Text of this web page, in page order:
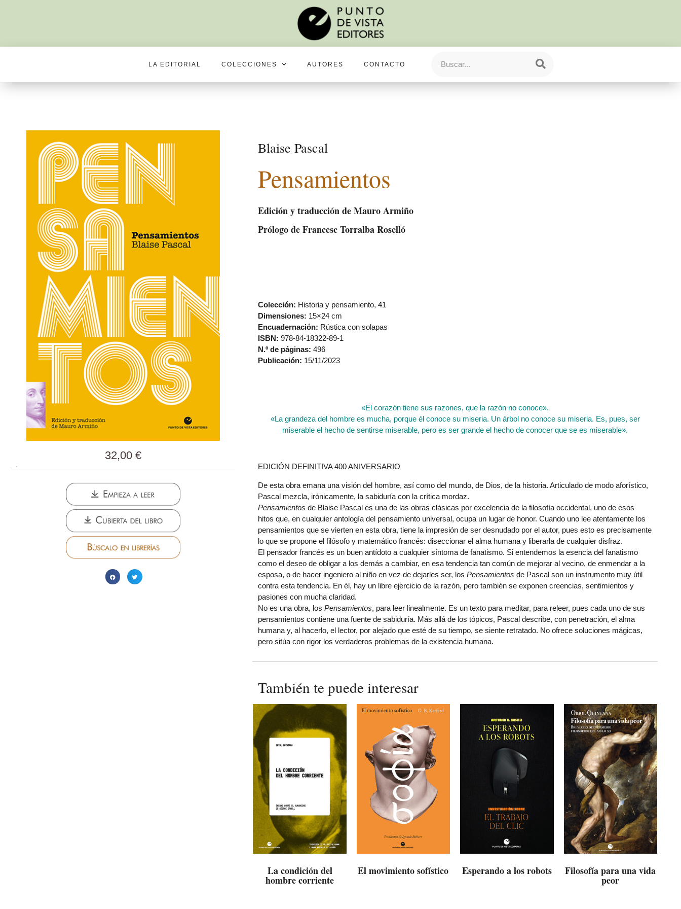
LA EDITORIAL COLECCIONES AUTORES CONTACTO
32,00€
Blaise Pascal
Pensamientos
Edición y traducción de Mauro Armiño
Prólogo de Francesc Torralba Roselló
Colección: Historia y pensamiento, 41
Dimensiones: 15×24 cm
Encuadernación: Rústica con solapas
ISBN:978-84-18322-89-1
N.º de páginas:496
Publicación: 15/11/2023
«El corazón tiene sus razones, que la razón no conoce».
«La grandeza del hombre es mucha, porque él conoce su miseria. Un árbol no conoce su miseria. Es, pues, ser
miserable el hecho de sentirse miserable, pero es ser grande el hecho de conocer que se es miserable».
EDICIÓN DEFINITIVA 400 ANIVERSARIO
De esta obra emana una visión del hombre, así como del mundo, de Dios, de la historia. Articulado de modo aforístico,
Pascal mezcla, irónicamente, la sabiduría con la crítica mordaz.
Pensamientos de Blaise Pascal es una de las obras clásicas por excelencia de la filosofía occidental, uno de esos
hitos que, en cualquier antología del pensamiento universal, ocupa un lugar de honor. Cuando uno lee atentamente los
pensamientos que se vierten en esta obra, tiene la impresión de ser desnudado por el autor, pues esto es precisamente
lo que se propone el filósofo y matemático francés: diseccionar el alma humana y liberarla de cualquier disfraz.
El pensador francés es un buen antídoto a cualquier síntoma de fanatismo. Si entendemos la esencia del fanatismo
como el deseo de obligar a los demás a cambiar, en esa tendencia tan común de mejorar al vecino, de enmendar a la
esposa, o de hacer ingeniero al niño en vez de dejarles ser, losPensamientos de Pascal son un instrumento muy útil
contra esta tendencia. En él, hay un libre ejercicio de la razón, pero también se exponen creencias, sentimientos y
pasiones con mucha claridad.
No es una obra, losPensamientos, para leer linealmente. Es un texto para meditar, para releer, pues cada uno de sus
pensamientos contiene una fuente de sabiduría. Más allá de los tópicos, Pascal describe, con penetración, el alma
humana y, al hacerlo, el lector, por alejado que esté de su tiempo, se siente retratado. No ofrece soluciones mágicas,
pero sitúa con rigor los verdaderos problemas de la existencia humana.
También te puede interesar
La condición del
hombre corriente
El movimiento sofístico Esperando a los robots Filosofía para una vida
peor